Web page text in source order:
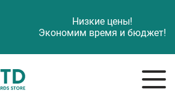
Низкие цены!
Экономим время и бюджет!